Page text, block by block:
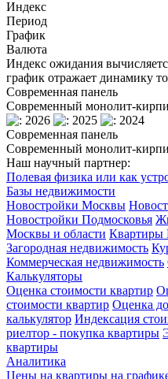
Индекс
Период
График
Валюта
Индекс ожидания
график отражает динамику
Современная панель
Современный монолит-
Современная панель
Современный монолит-
Наш научный партнер:
Полевая физика или как
Базы недвижимости
Новостройки Москвы
Новостройки Подмосковья
Москвы и области Квартиры
Загородная недвижимость
Коммерческая недвижимость
Калькуляторы
Оценка стоимости квартир
стоимости квартир Оценка
калькулятор Индексация
риелтор - покупка квартиры
квартиры
Аналитика
Цены на квартиры на